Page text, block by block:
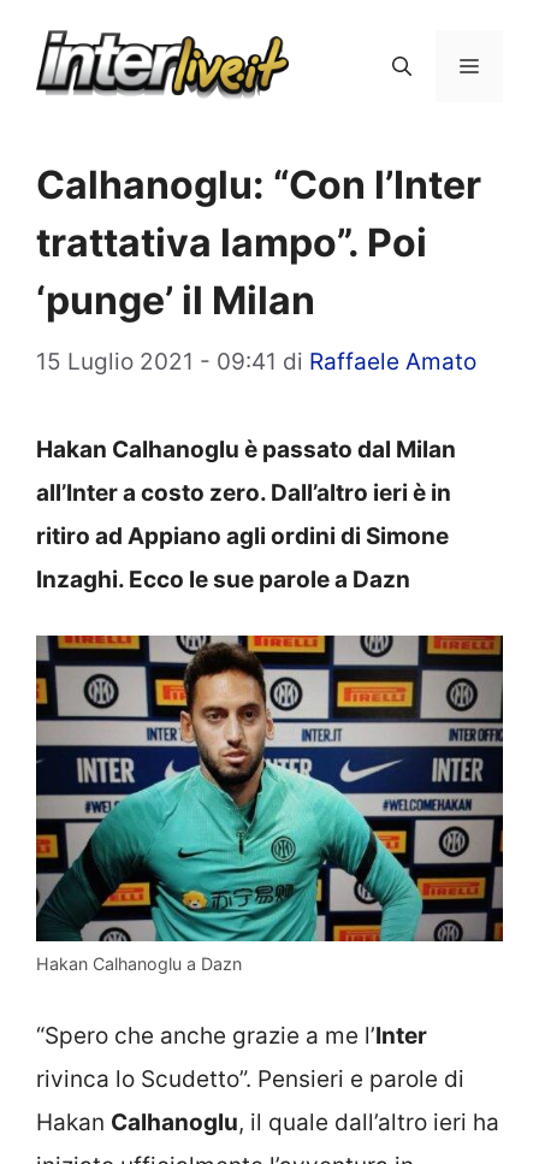
Menu
Calhanoglu: “Con l’Inter
trattativa lampo”. Poi
‘punge’ il Milan
15 Luglio 2021 - 09:41 di Raffaele Amato
Hakan Calhanoglu è passato dal Milan
all’Inter a costo zero. Dall’altro ieri è in
ritiro ad Appiano agli ordini di Simone
Inzaghi. Ecco le sue parole a Dazn
Hakan Calhanoglu a Dazn
“Spero che anche grazie a me l’Inter
rivinca lo Scudetto”. Pensieri e parole di
Hakan Calhanoglu, il quale dall’altro ieri ha